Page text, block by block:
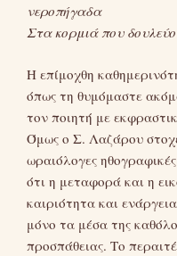
νεροπήγαδα
Στα κορμιά που
Η επίμοχθη
όπως τη θυμόμαστε
τον ποιητή με
Όμως ο Σ. Λαζάρου
ωραιόλογες
ότι η μεταφορά και η
καιριότητα και
μόνο τα μέσα της
προσπάθειας. Το